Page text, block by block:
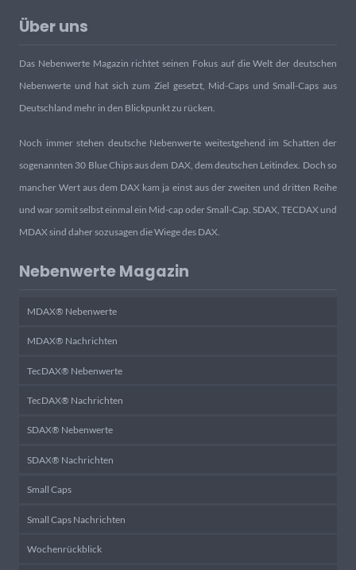
Über uns
Das Nebenwerte Magazin richtet seinen Fokus auf die Welt der deutschen
Nebenwerte und hat sich zum Ziel gesetzt, Mid-Caps und Small-Caps aus
Deutschland mehr in den Blickpunkt zu rücken.
Noch immer stehen deutsche Nebenwerte weitestgehend im Schatten der
sogenannten 30 Blue Chips aus dem DAX, dem deutschen Leitindex. Doch so
mancher Wert aus dem DAX kam ja einst aus der zweiten und dritten Reihe
und war somit selbst einmal ein Mid-cap oder Small-Cap. SDAX, TECDAX und
MDAX sind daher sozusagen die Wiege des DAX.
Nebenwerte Magazin
MDAX® Nebenwerte
MDAX® Nachrichten
TecDAX® Nebenwerte
TecDAX® Nachrichten
SDAX® Nebenwerte
SDAX® Nachrichten
Small Caps
Small Caps Nachrichten
Wochenrückblick